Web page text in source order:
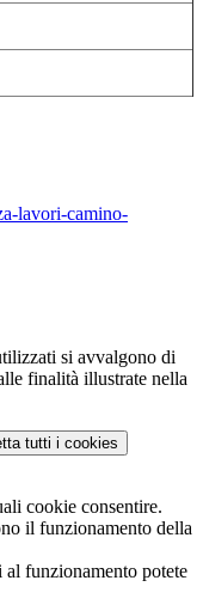
lavori-camino-
si avvalgono di
finalità illustrate nella
tutti i cookies
cookie consentire.
il funzionamento della
al funzionamento potete